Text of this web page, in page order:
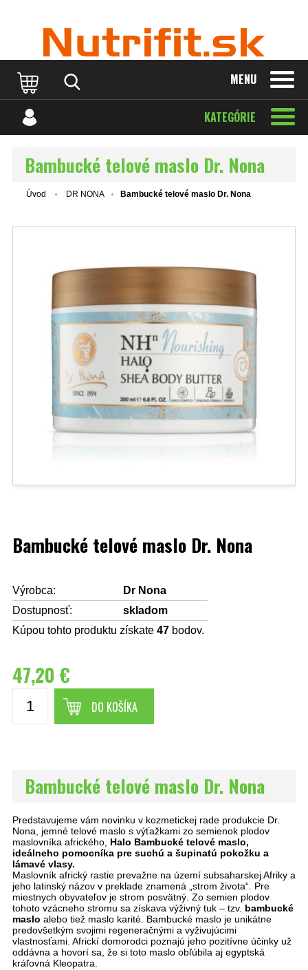
MENU
KATEGÓRIE
Bambucké telové maslo Dr. Nona
Úvod DR NONA Bambucké telové maslo Dr. Nona
Bambucké telové maslo Dr. Nona
Výrobca:
Dr Nona
Dostupnosť:
skladom
Kúpou tohto produktu získate 47 bodov.
47,20 €
DO KOŠÍKA
Bambucké telové maslo Dr. Nona
Predstavujeme vám novinku v kozmetickej rade produkcie Dr.
Nona, jemné telové maslo s výťažkami zo semienok plodov
maslovníka afrického, Halo Bambucké telové maslo,
ideálneho pomocníka pre suchú a šupinatú pokožku a
lámavé vlasy.
Maslovník africký rastie prevažne na území subsaharskej Afriky a
jeho latinský názov v preklade znamená „strom života“. Pre
miestnych obyvateľov je strom posvätný. Zo semien plodov
tohoto vzácneho stromu sa získava výživný tuk – tzv. bambucké
maslo alebo tiež maslo karité. Bambucké maslo je unikátne
predovšetkým svojimi regeneračnými a vyživujúcimi
vlastnosťami. Africkí domorodci poznajú jeho pozitívne účinky už
oddávna a hovorí sa, že si toto maslo obľúbila aj egyptská
kráľovná Kleopatra.